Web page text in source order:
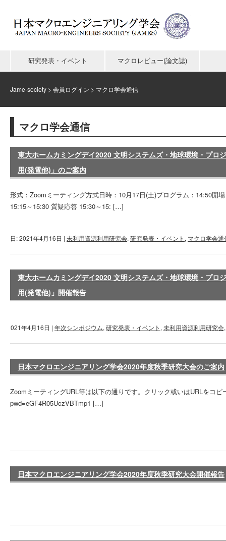
研究発表・イベント マクロレビュー(論文誌)
Jame-society > 会員ログイン > マクロ学会通信
マクロ学会通信
東大ホームカミングデイ2020 文明システムズ・地球環境・プロ
用(発電他)」のご案内
形式：Zoomミーティング方式日時：10月17日(土)プログラム：14:50開
15:15～15:30 質疑応答 15:30～15: […]
成日: 2021年4月16日 | 未利用資源利用研究会, 研究発表・イベント , マクロ学会通
東大ホームカミングデイ2020 文明システムズ・地球環境・プロ
用(発電他)」開催報告
: 2021年4月16日 | 年次シンポジウム, 研究発表・イベント , 未利用資源利用研究会
日本マクロエンジニアリング学会2020年度秋季研究大会のご案内
ZoomミーティングURL等は以下の通りです。クリック或いはURLをコ
pwd=eGF4R05UczVBTmp1 […]
日本マクロエンジニアリング学会2020年度秋季研究大会開催報告